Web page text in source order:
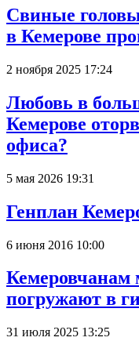
Свиные
в Кемерове
2 ноября 2025 17:24
Любовь в
Кемерове
офиса?
5 мая 2026 19:31
Генплан
6 июня 2016 10:00
Кемеровчанам
погружают в
31 июля 2025 13:25